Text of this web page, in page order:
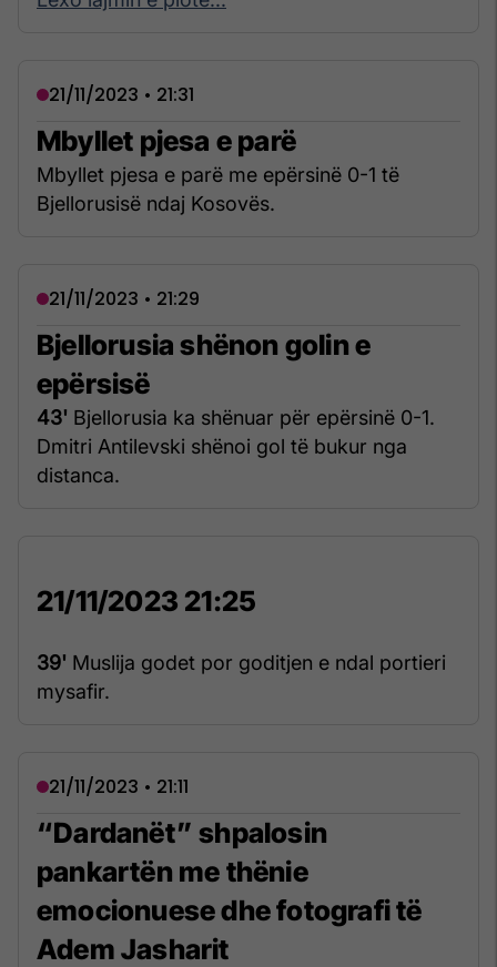
21/11/2023 • 21:31
Mbyllet pjesa e parë
Mbyllet pjesa e parë me epërsinë 0-1 të
Bjellorusisë ndaj Kosovës.
21/11/2023 • 21:29
Bjellorusia shënon golin e
epërsisë
43' Bjellorusia ka shënuar për epërsinë 0-1.
Dmitri Antilevski shënoi gol të bukur nga
distanca.
21/11/2023 21:25
39' Muslija godet por goditjen e ndal portieri
mysafir.
21/11/2023 • 21:11
“Dardanët” shpalosin
pankartën me thënie
emocionuese dhe fotografi të
Adem Jasharit